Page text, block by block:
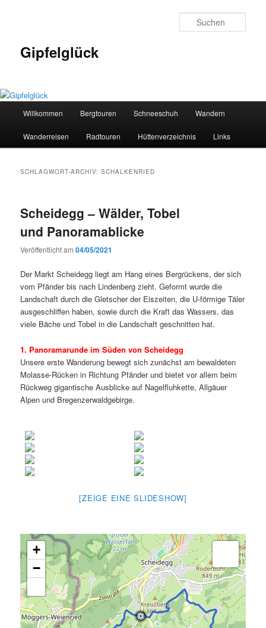
Gipfelglück
Willkommen Bergtouren Schneeschuh Wandern
Wanderreisen Radtouren Hüttenverzeichnis Links
SCHLAGWORT-ARCHIV:SCHALKENRIED
Scheidegg – Wälder, Tobel
und Panoramablicke
Veröffentlicht am04/05/2021
Der Markt Scheidegg liegt am Hang eines Bergrückens, der sich
vom Pfänder bis nach Lindenberg zieht. Geformt wurde die
Landschaft durch die Gletscher der Eiszeiten, die U-förmige Täler
ausgeschliffen haben, sowie durch die Kraft das Wassers, das
viele Bäche und Tobel in die Landschaft geschnitten hat.
1. Panoramarunde im Süden von Scheidegg
Unsere erste Wanderung bewegt sich zunächst am bewaldeten
Molasse-Rücken in Richtung Pfänder und bietet vor allem beim
Rückweg gigantische Ausblicke auf Nagelfluhkette, Allgäuer
Alpen und Bregenzerwaldgebirge.
[ZEIGE EINE SLIDESHOW]
+
−